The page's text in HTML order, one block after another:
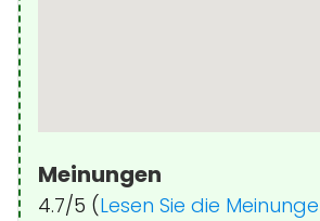
Meinungen
4.7/5 (Lesen Sie die